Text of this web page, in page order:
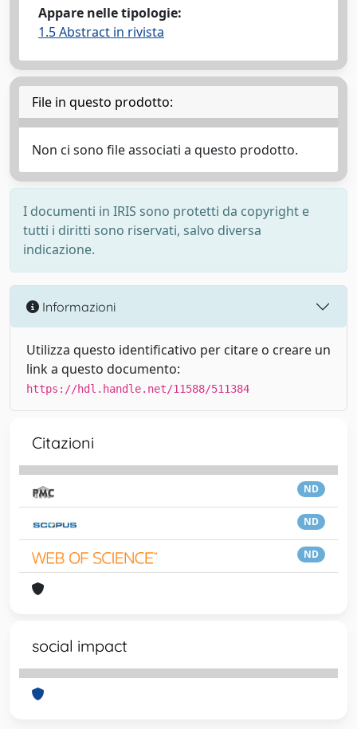
Appare nelle tipologie:
1.5 Abstract in rivista
File in questo prodotto:
Non ci sono file associati a questo prodotto.
I documenti in IRIS sono protetti da copyright e
tutti i diritti sono riservati, salvo diversa
indicazione.
Informazioni
Utilizza questo identificativo per citare o creare un
link a questo documento:
https://hdl.handle.net/11588/511384
Citazioni
ND
ND
ND
social impact